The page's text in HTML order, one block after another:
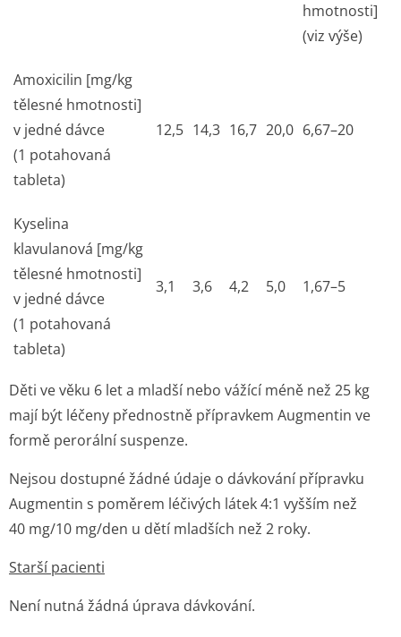
hmotnosti]
(viz výše)
Amoxicilin [mg/kg
tělesné hmotnosti]
v jedné dávce
(1 potahovaná
tableta)
12,5 14,3 16,7 20,0 6,67–20
Kyselina
klavulanová [mg/kg
tělesné hmotnosti]
v jedné dávce
(1 potahovaná
tableta)
3,1 3,6 4,2 5,0 1,67–5
Děti ve věku 6 let a mladší nebo vážící méně než 25 kg
mají být léčeny přednostně přípravkem Augmentin ve
formě perorální suspenze.
Nejsou dostupné žádné údaje o dávkování přípravku
Augmentin s poměrem léčivých látek 4:1 vyšším než
40 mg/10 mg/den u dětí mladších než 2 roky.
Starší pacienti
Není nutná žádná úprava dávkování.